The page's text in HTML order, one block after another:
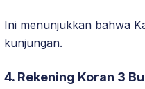
Ini menunjukkan bahwa
kunjungan.
4. Rekening Koran 3